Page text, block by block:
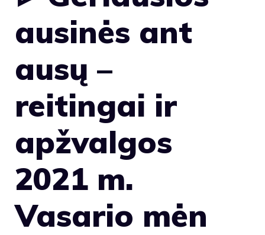
ausinės ant
ausų –
reitingai ir
apžvalgos
2021 m.
Vasario mėn